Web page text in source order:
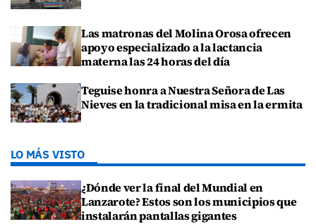
Las matronas del Molina Orosa ofrecen
apoyo especializado a la lactancia
materna las 24 horas del día
Teguise honra a Nuestra Señora de Las
Nieves en la tradicional misa en la ermita
LO MÁS VISTO
¿Dónde ver la final del Mundial en
Lanzarote? Estos son los municipios que
instalarán pantallas gigantes